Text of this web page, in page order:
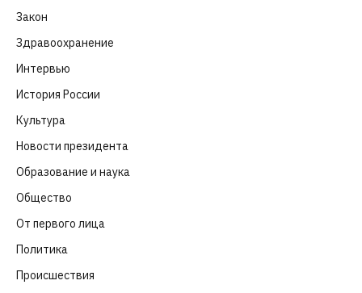
Закон
Здравоохранение
Интервью
История России
Культура
Новости президента
Образование и наука
Общество
От первого лица
Политика
Происшествия